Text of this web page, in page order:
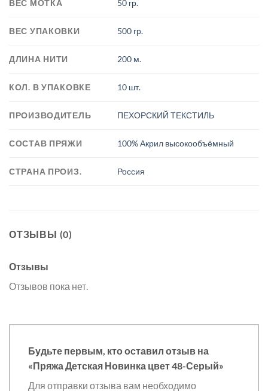
ВЕС МОТКА 50 гр.
ВЕС УПАКОВКИ 500 гр.
ДЛИНА НИТИ 200 м.
КОЛ. В УПАКОВКЕ 10 шт.
ПРОИЗВОДИТЕЛЬ ПЕХОРСКИЙ ТЕКСТИЛЬ
СОСТАВ ПРЯЖИ 100% Акрил высокообъёмный
СТРАНА ПРОИЗ. Россия
ОТЗЫВЫ (0)
Отзывы
Отзывов пока нет.
Будьте первым, кто оставил отзыв на
«Пряжа Детская Новинка цвет 48-Серый»
Для отправки отзыва вам необходимо